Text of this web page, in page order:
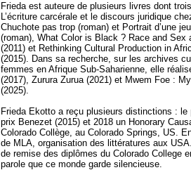
Frieda est auteure de plusieurs livres dont
L’écriture carcérale et le discours juridique
Chuchote pas trop (roman) et Portrait d’une
(roman), What Color is Black ? Race and Sex
(2011) et Rethinking Cultural Production in
(2015). Dans sa recherche, sur les archives
femmes en Afrique Sub-Saharienne, elle
(2017), Zurura Zurua (2021) et Mwem Foe :
(2025).
Frieda Ekotto a reçu plusieurs distinctions :
prix Benezet (2015) et 2018 un Honorary
Colorado Collège, au Colorado Springs, US.
de MLA, organisation des littératures aux
de remise des diplômes du Colorado College
parole que ce monde garde silencieuse.